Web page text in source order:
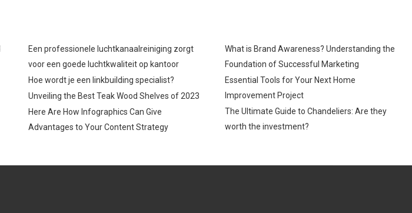
Een professionele luchtkanaalreiniging zorgt
voor een goede luchtkwaliteit op kantoor
Hoe wordt je een linkbuilding specialist?
Unveiling the Best Teak Wood Shelves of 2023
Here Are How Infographics Can Give
Advantages to Your Content Strategy
What is Brand Awareness? Understanding the
Foundation of Successful Marketing
Essential Tools for Your Next Home
Improvement Project
The Ultimate Guide to Chandeliers: Are they
worth the investment?